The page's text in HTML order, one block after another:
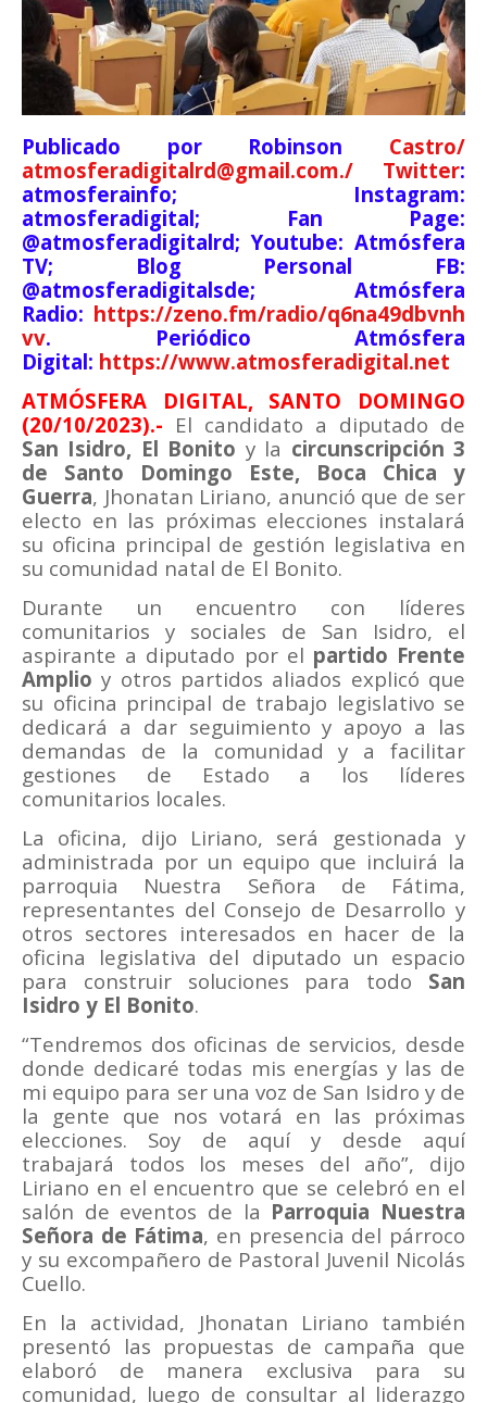
Publicado por Robinson Castro/
atmosferadigitalrd@gmail.com./ Twitter:
atmosferainfo; Instagram:
atmosferadigital; Fan Page:
@atmosferadigitalrd; Youtube: Atmósfera
TV; Blog Personal FB:
@atmosferadigitalsde; Atmósfera
Radio: https://zeno.fm/radio/q6na49dbvnh
vv. Periódico Atmósfera
Digital: https://www.atmosferadigital.net
ATMÓSFERA DIGITAL, SANTO DOMINGO
(20/10/2023).- El candidato a diputado de
San Isidro, El Bonito y la circunscripción 3
de Santo Domingo Este, Boca Chica y
Guerra, Jhonatan Liriano, anunció que de ser
electo en las próximas elecciones instalará
su oficina principal de gestión legislativa en
su comunidad natal de El Bonito.
Durante un encuentro con líderes
comunitarios y sociales de San Isidro, el
aspirante a diputado por el partido Frente
Amplio y otros partidos aliados explicó que
su oficina principal de trabajo legislativo se
dedicará a dar seguimiento y apoyo a las
demandas de la comunidad y a facilitar
gestiones de Estado a los líderes
comunitarios locales.
La oficina, dijo Liriano, será gestionada y
administrada por un equipo que incluirá la
parroquia Nuestra Señora de Fátima,
representantes del Consejo de Desarrollo y
otros sectores interesados en hacer de la
oficina legislativa del diputado un espacio
para construir soluciones para todo San
Isidro y El Bonito.
“Tendremos dos oficinas de servicios, desde
donde dedicaré todas mis energías y las de
mi equipo para ser una voz de San Isidro y de
la gente que nos votará en las próximas
elecciones. Soy de aquí y desde aquí
trabajará todos los meses del año”, dijo
Liriano en el encuentro que se celebró en el
salón de eventos de la Parroquia Nuestra
Señora de Fátima, en presencia del párroco
y su excompañero de Pastoral Juvenil Nicolás
Cuello.
En la actividad, Jhonatan Liriano también
presentó las propuestas de campaña que
elaboró de manera exclusiva para su
comunidad, luego de consultar al liderazgo